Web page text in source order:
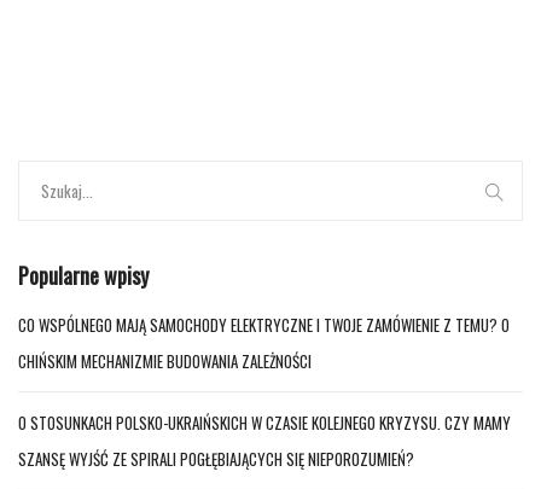
Popularne wpisy
CO WSPÓLNEGO MAJĄ SAMOCHODY ELEKTRYCZNE I TWOJE ZAMÓWIENIE Z TEMU? O
CHIŃSKIM MECHANIZMIE BUDOWANIA ZALEŻNOŚCI
O STOSUNKACH POLSKO-UKRAIŃSKICH W CZASIE KOLEJNEGO KRYZYSU. CZY MAMY
SZANSĘ WYJŚĆ ZE SPIRALI POGŁĘBIAJĄCYCH SIĘ NIEPOROZUMIEŃ?